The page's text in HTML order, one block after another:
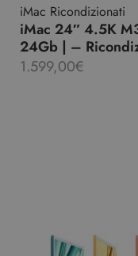
iMac Ricondizionati
iMac 24″ 4.5K
24Gb | –
1.599,00€